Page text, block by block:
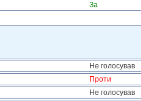
За
Не голосував
Проти
Не голосував